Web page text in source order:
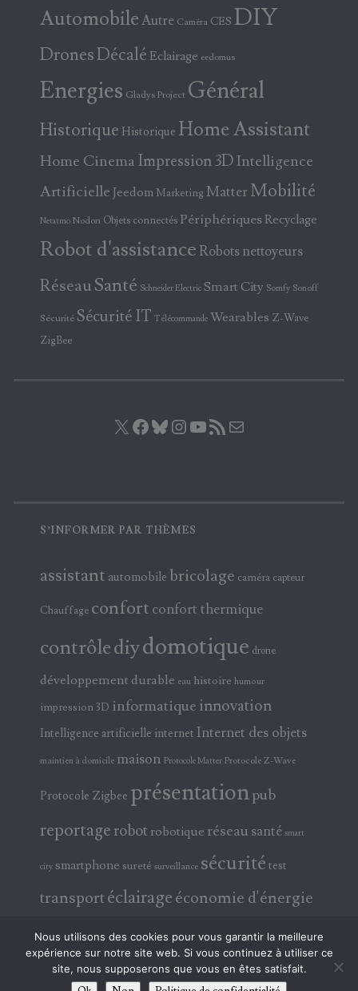
AutomobileAutre Caméra CES DIY
DronesDécalé Eclairage eedomus
Energies Gladys Project Général
Historique Historique Home Assistant
Home Cinema Impression 3DIntelligence
Artificielle Jeedom Marketing Matter Mobilité
Netatmo Nodon Objets connectés PériphériquesRecyclage
Robot d'assistance Robots nettoyeurs
RéseauSanté Schneider Electric Smart City Somfy Sonoff
Sécurité Sécurité IT Télécommande Wearables Z-Wave
ZigBee
X Facebook
Bluesky
Instagram
YouTube
Flux RSS
S’INFORMER PAR THÈMES
assistant automobile bricolage caméra capteur
Chauffage confort confort thermique
contrôlediydomotique drone
développement durable eau histoire humour
impression 3D informatique innovation
Intelligence artificielle internet Internet des objets
maintien à domicile maison Protocole Matter Protocole Z-Wave
Protocole Zigbee présentationpub
reportage robot robotique réseau santé smart
city smartphone sureté surveillance sécurité test
transportéclairageéconomie d'énergie
électricité électronique
Nous utilisons des cookies pour vous garantir la meilleure
expérience sur notre site web. Si vous continuez à utiliser ce
site, nous supposerons que vous en êtes satisfait.